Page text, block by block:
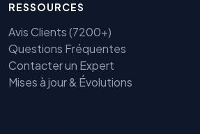
RESSOURCES
Avis Clients (7200+)
Questions Fréquentes
Contacter un Expert
Mises à jour & Évolutions